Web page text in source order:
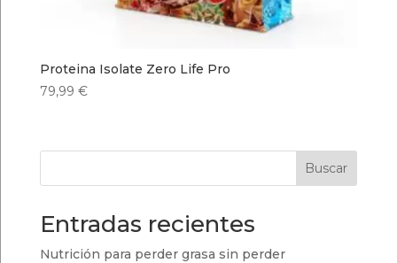
Proteina Isolate Zero Life Pro
79,99 €
Buscar
Entradas recientes
Nutrición para perder grasa sin perder